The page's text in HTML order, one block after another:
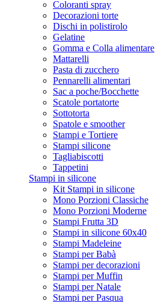
Coloranti spray
Decorazioni torte
Dischi in polistirolo
Gelatine
Gomma e Colla alimentare
Mattarelli
Pasta di zucchero
Pennarelli alimentari
Sac a poche/Bocchette
Scatole portatorte
Sottotorta
Spatole e smoother
Stampi e Tortiere
Stampi silicone
Tagliabiscotti
Tappetini
Stampi in silicone
Kit Stampi in silicone
Mono Porzioni Classiche
Mono Porzioni Moderne
Stampi Frutta 3D
Stampi in silicone 60x40
Stampi Madeleine
Stampi per Babà
Stampi per decorazioni
Stampi per Muffin
Stampi per Natale
Stampi per Pasqua